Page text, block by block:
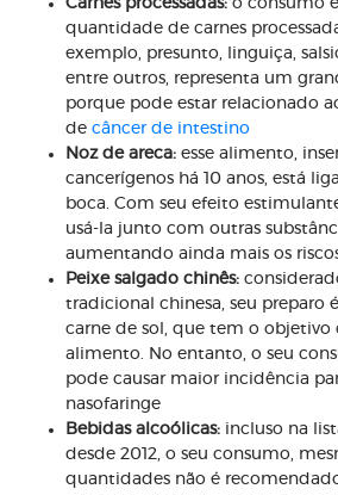
Carnes processadas: o consumo
quantidade de carnes
exemplo, presunto, linguiça,
entre outros, representa um
porque pode estar relacionado
de câncer de intestino
Noz de areca: esse alimento,
cancerígenos há 10 anos, está
boca. Com seu efeito
usá-la junto com outras
aumentando ainda mais os
Peixe salgado chinês:
tradicional chinesa, seu preparo
carne de sol, que tem o objetivo
alimento. No entanto, o seu
pode causar maior incidência
nasofaringe
Bebidas alcoólicas: incluso na
desde 2012, o seu consumo,
quantidades não é